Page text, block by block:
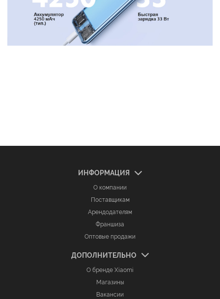
ИНФОРМАЦИЯ
О компании
Поставщикам
Арендодателям
Франшиза
Оптовые продажи
ДОПОЛНИТЕЛЬНО
О бренде Xiaomi
Магазины
Вакансии